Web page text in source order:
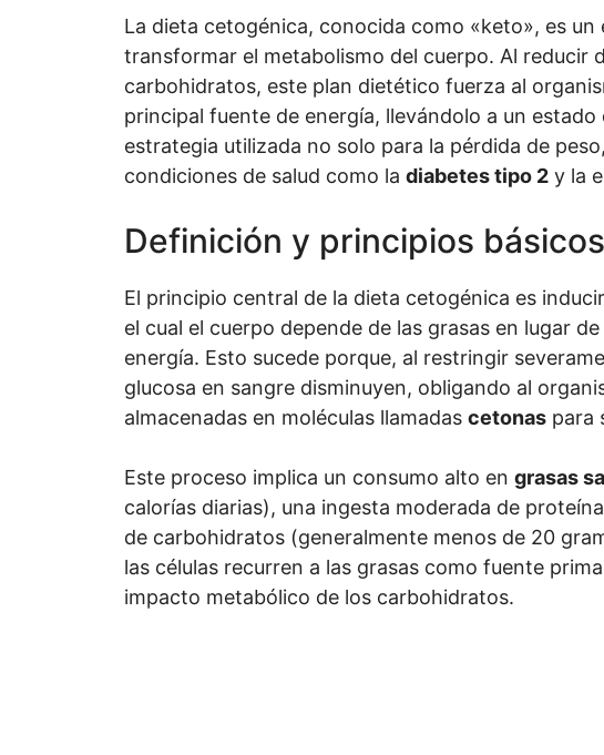
La dieta cetogénica, conocida como «keto», es
transformar el metabolismo del cuerpo. Al reducir
carbohidratos, este plan dietético fuerza al
principal fuente de energía, llevándolo a un estado
estrategia utilizada no solo para la pérdida de
condiciones de salud como la diabetes tipo 2 y la
Definición y principios básicos
El principio central de la dieta cetogénica es
el cual el cuerpo depende de las grasas en lugar
energía. Esto sucede porque, al restringir
glucosa en sangre disminuyen, obligando al
almacenadas en moléculas llamadas cetonas para
Este proceso implica un consumo alto en grasas
calorías diarias), una ingesta moderada de
de carbohidratos (generalmente menos de 20
las células recurren a las grasas como fuente
impacto metabólico de los carbohidratos.